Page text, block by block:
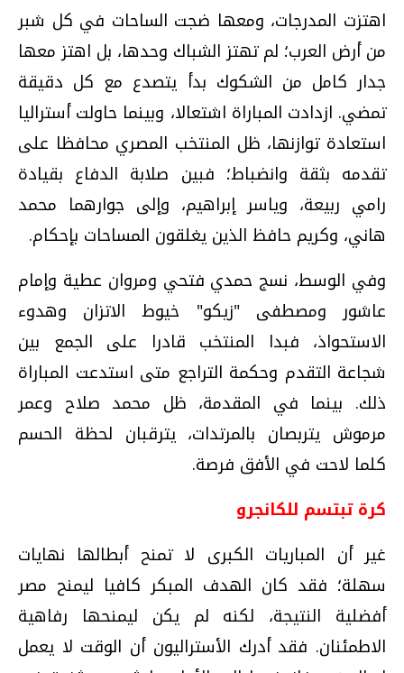
اهتزت المدرجات، ومعها ضجت الساحات في كل شبر
من أرض العرب؛ لم تهتز الشباك وحدها، بل اهتز معها
جدار كامل من الشكوك بدأ يتصدع مع كل دقيقة
تمضي. ازدادت المباراة اشتعالا، وبينما حاولت أستراليا
استعادة توازنها، ظل المنتخب المصري محافظا على
تقدمه بثقة وانضباط؛ فبين صلابة الدفاع بقيادة
رامي ربيعة، وياسر إبراهيم، وإلى جوارهما محمد
هاني، وكريم حافظ الذين يغلقون المساحات بإحكام.
وفي الوسط، نسج حمدي فتحي ومروان عطية وإمام
عاشور ومصطفى "زيكو" خيوط الاتزان وهدوء
الاستحواذ، فبدا المنتخب قادرا على الجمع بين
شجاعة التقدم وحكمة التراجع متى استدعت المباراة
ذلك. بينما في المقدمة، ظل محمد صلاح وعمر
مرموش يتربصان بالمرتدات، يترقبان لحظة الحسم
كلما لاحت في الأفق فرصة.
كرة تبتسم للكانجرو
غير أن المباريات الكبرى لا تمنح أبطالها نهايات
سهلة؛ فقد كان الهدف المبكر كافيا ليمنح مصر
أفضلية النتيجة، لكنه لم يكن ليمنحها رفاهية
الاطمئنان. فقد أدرك الأستراليون أن الوقت لا يعمل